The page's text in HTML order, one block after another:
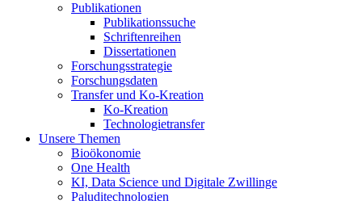
Publikationen
Publikationssuche
Schriftenreihen
Dissertationen
Forschungsstrategie
Forschungsdaten
Transfer und Ko-Kreation
Ko-Kreation
Technologietransfer
Unsere Themen
Bioökonomie
One Health
KI, Data Science und Digitale Zwillinge
Paluditechnologien